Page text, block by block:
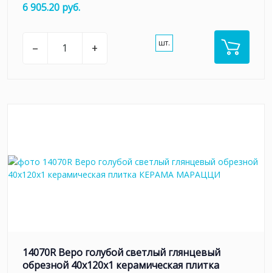
6 905.20 руб.
– + шт.
14070R Веро голубой светлый глянцевый
обрезной 40x120x1 керамическая плитка